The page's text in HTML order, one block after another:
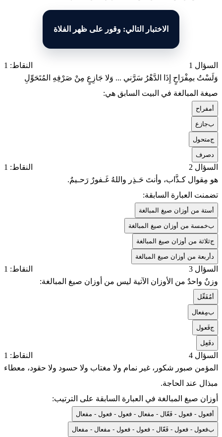
الاختبار التالي: وقور على ظهر الفلاة
السؤال 1
النقاط: 1
وَلَسْتُ بمِفْرَاحٍ إِذَا الدَّهْرُ سَرَّني ... وَلا جَازِعٍ مِنْ صَرْفِهِ المُتَحَوِّلِ
صيغة المبالغة في البيت السابق هي:
مفراح
بجازع
جمتحول
صرف
السؤال 2
النقاط: 1
هو مِقوال كـذَّاب، وأنتَ حَـذِر واللهُ غَـفورٌ رَحـيمٌ.
تضمنت العبارة السابقة:
ستة من أوزان صيغ المبالغة
بخمسة من أوزان صيغ المبالغة
جثلاثة من أوزان صيغ المبالغة
أربعة من أوزان صيغ المبالغة
السؤال 3
النقاط: 1
وزنٌ واحدٌ من الأوزان الآتية ليس من أوزان صيغ المبالغة:
مُفَعِّل
بمِفعال
جفَعول
فَعِل
السؤال 4
النقاط: 1
المؤمن صبور شكور، غير نمام ولا مغتاب ولا حسود ولا حقود، معطاء
مبذال عند الحاجة.
أوزان صيغ المبالغة في العبارة السابقة على الترتيب:
فعول - فعول - فَعّال - مفعال - فعول - فعول - مفعال
بفعول - فعول - فَعّال - فعول - فعول - مفعال - مفعال